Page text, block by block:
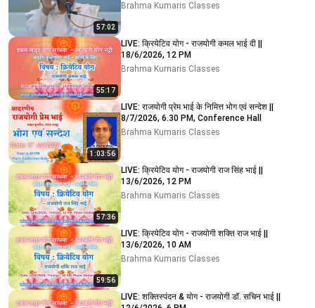
57:02
Brahma Kumaris Classes
55:17
LIVE: क्रियेटिव योग - राजयोगी कमल भाई दी ||
18/6/2026, 12 PM
Brahma Kumaris Classes
1:03:56
LIVE: राजयोगी प्रेम भाई के निमित्त भोग एवं सन्देश ||
8/7/2026, 6.30 PM, Conference Hall
Brahma Kumaris Classes
57:36
LIVE: क्रियेटिव योग - राजयोगी राज सिंह भाई ||
13/6/2026, 12 PM
Brahma Kumaris Classes
59:56
LIVE: क्रियेटिव योग - राजयोगी शक्ति राज भाई ||
13/6/2026, 10 AM
Brahma Kumaris Classes
LIVE: शक्तिस्पंदन & योग - राजयोगी डॉ. सचिन भाई ||